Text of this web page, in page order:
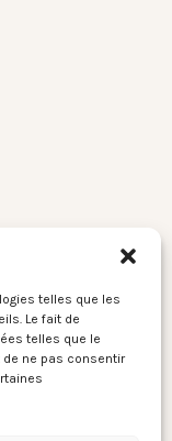
telles que les
Le fait de
telles que le
de ne pas consentir